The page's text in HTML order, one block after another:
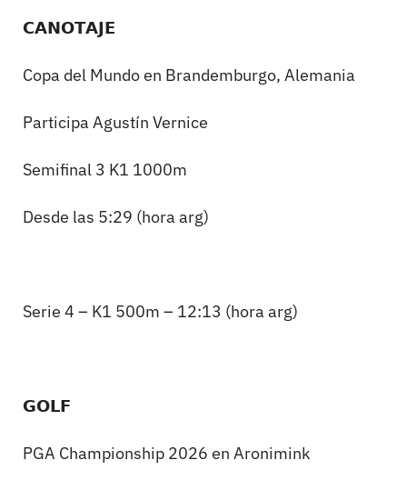
𝗖𝗔𝗡𝗢𝗧𝗔𝗝𝗘
Copa del Mundo en Brandemburgo, Alemania
Participa Agustín Vernice
Semifinal 3 K1 1000m
Desde las 5:29 (hora arg)
Serie 4 – K1 500m – 12:13 (hora arg)
𝗚𝗢𝗟𝗙
PGA Championship 2026 en Aronimink